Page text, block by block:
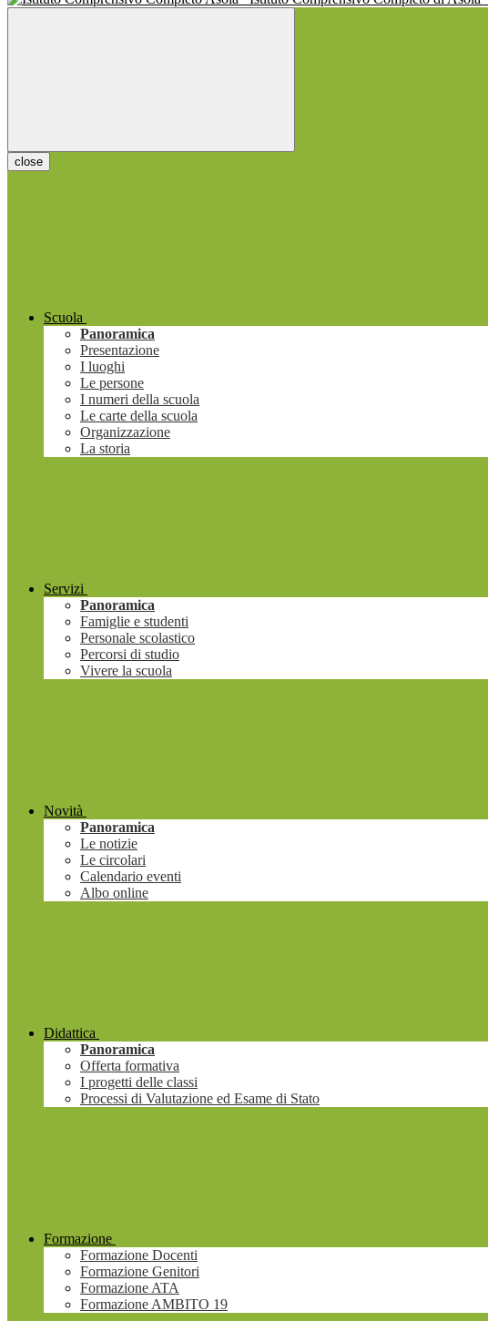
close
Scuola
Panoramica
Presentazione
I luoghi
Le persone
I numeri della scuola
Le carte della scuola
Organizzazione
La storia
Servizi
Panoramica
Famiglie e studenti
Personale scolastico
Percorsi di studio
Vivere la scuola
Novità
Panoramica
Le notizie
Le circolari
Calendario eventi
Albo online
Didattica
Panoramica
Offerta formativa
I progetti delle classi
Processi di Valutazione ed Esame di Stato
Formazione
Formazione Docenti
Formazione Genitori
Formazione ATA
Formazione AMBITO 19